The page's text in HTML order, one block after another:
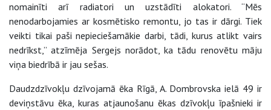
nomainīti arī radiatori un uzstādīti alokatori. “Mēs
nenodarbojamies ar kosmētisko remontu, jo tas ir dārgi. Tiek
veikti tikai paši nepieciešamākie darbi, tādi, kurus atlikt vairs
nedrīkst,” atzīmēja Sergejs norādot, ka tādu renovētu māju
viņa biedrībā ir jau sešas.
Daudzdzīvokļu dzīvojamā ēka Rīgā, A. Dombrovska ielā 49 ir
deviņstāvu ēka, kuras atjaunošanu ēkas dzīvokļu īpašnieki ir